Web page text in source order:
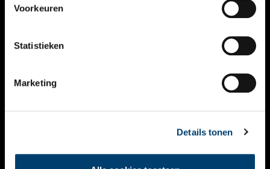
Voorkeuren
Statistieken
Marketing
Details tonen
KALENDER
THEMA’S
VIDEO’S
CONTACT